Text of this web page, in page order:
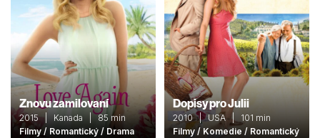
Znovu zamilovaní
2015 | Kanada | 85 min
Filmy / Romantický / Drama
Dopisy pro Julii
2010 | USA | 101 min
Filmy / Komedie / Romantický